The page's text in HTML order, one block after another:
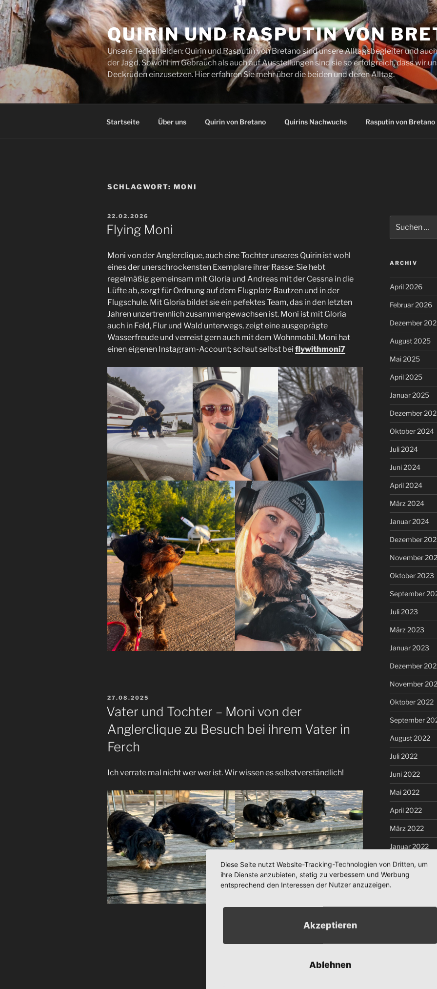
Zum
Inhalt
springen
QUIRIN UND RASPUTIN VON
Unsere Teckelhelden: Quirin und Rasputin von Bretano sind unsere Alltagsbegleiter und
der Jagd. Sowohl im Gebrauch als auch auf Ausstellungen sind sie so erfolgreich, dass wir
Deckrüden einzusetzen. Hier erfahren Sie mehr über die beiden und deren Alltag.
Startseite Über uns Quirin von Bretano Quirins Nachwuchs Rasputin von Bretano
SCHLAGWORT: MONI
VERÖFFENTLICHT
AM
22.02.2026
Flying Moni
Moni von der Anglerclique, auch eine Tochter unseres Quirin ist wohl
eines der unerschrockensten Exemplare ihrer Rasse: Sie hebt
regelmäßig gemeinsam mit Gloria und Andreas mit der Cessna in die
Lüfte ab, sorgt für Ordnung auf dem Flugplatz Bautzen und in der
Flugschule. Mit Gloria bildet sie ein pefektes Team, das in den letzten
Jahren unzertrennlich zusammengewachsen ist. Moni ist mit Gloria
auch in Feld, Flur und Wald unterwegs, zeigt eine ausgeprägte
Wasserfreude und verreist gern auch mit dem Wohnmobil. Moni hat
einen eigenen Instagram-Account; schaut selbst bei flywithmoni7
VERÖFFENTLICHT
AM
27.08.2025
Vater und Tochter – Moni von der
Anglerclique zu Besuch bei ihrem Vater in
Ferch
Ich verrate mal nicht wer wer ist. Wir wissen es selbstverständlich!
nach:
ARCHIV
April 2026
Februar 2026
Dezember
August 2025
Mai 2025
April 2025
Januar 2025
Dezember
Oktober 2024
Juli 2024
Juni 2024
April 2024
März 2024
Januar 2024
Dezember
November
Oktober 2023
September
Juli 2023
März 2023
Januar 2023
Dezember
November
Oktober 2022
September
August 2022
Juli 2022
Juni 2022
Mai 2022
April 2022
März 2022
Januar 2022
Dezember 2021
Diese Seite nutzt Website-Tracking-Technologien von Dritten, um
ihre Dienste anzubieten, stetig zu verbessern und Werbung
entsprechend den Interessen der Nutzer anzuzeigen.
Akzeptieren
Ablehnen